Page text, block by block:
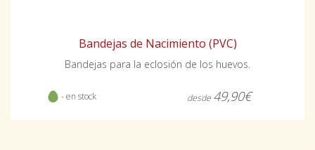
Bandejas de Nacimiento (PVC)
Bandejas para la eclosión de los huevos.
- en stock desde 49,90€